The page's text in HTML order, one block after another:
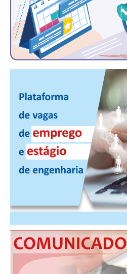
PLANO DE SAÚDE
SEESPPREV
CONSÓRCIOS
NOTÍCIAS
CONTEÚDO ESPECIAL
JORNAL DO ENGENHEIRO
SEESP NOTÍCIAS
NOTÍCIAS NO WHATSAPP
FOTOS